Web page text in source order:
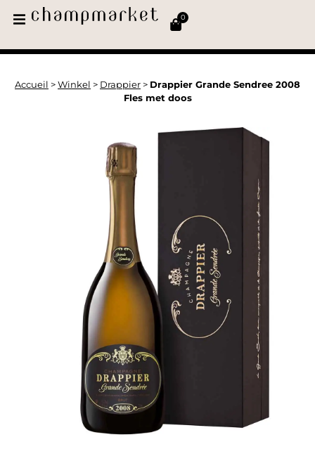
0
Accueil > Winkel > Drappier > Drappier Grande Sendree 2008
Fles met doos